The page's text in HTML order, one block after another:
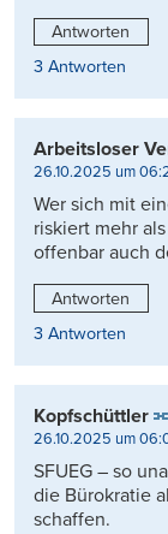
Antworten
3 Antworten
Arbeitsloser
26.10.2025 um
Wer sich mit
riskiert mehr
offenbar auch
Antworten
3 Antworten
Kopfschüttler
26.10.2025 um
SFUEG – so
die Bürokratie
schaffen.